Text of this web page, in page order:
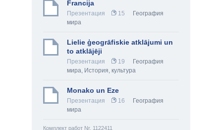
Francija
Презентация 15
География
мира
Lielie ģeogrāfiskie atklājumi un
to atklājēji
Презентация 19
География
мира, История, культура
Monako un Eze
Презентация 16
География
мира
Комплект работ Nr. 1122411